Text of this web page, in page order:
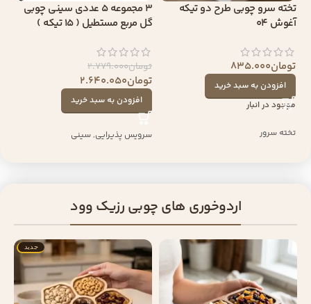
تخته سرو چوبی طرح دو تیکه
آغوش 04
تومان835.000
افزودن به سبد خرید
موجود در انبار
تخته سرور
3 مجموعه 5 عددی سینی چوبی
گل مربع مستطیل ( 15 تیکه )
تومان2.779.000
تومان2.640.050
افزودن به سبد خرید
سرویس پذیرایی,سینی
اردوخوری های چوبی رزیک وود
جدید